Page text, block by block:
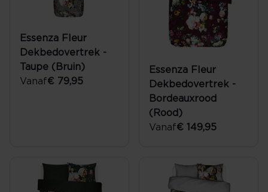
Essenza Fleur
Dekbedovertrek -
Taupe (Bruin)
Vanaf€ 79,95
Essenza Fleur
Dekbedovertrek -
Bordeauxrood
(Rood)
Vanaf€ 149,95